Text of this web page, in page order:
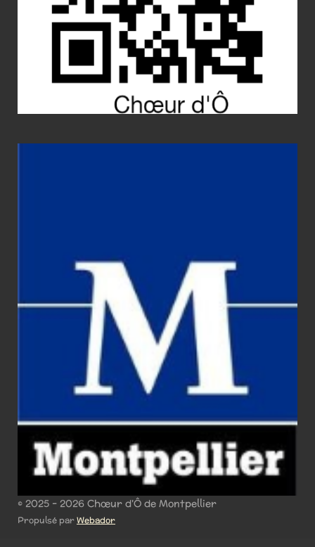
© 2025 - 2026 Chœur d'Ô de Montpellier
Propulsé parWebador